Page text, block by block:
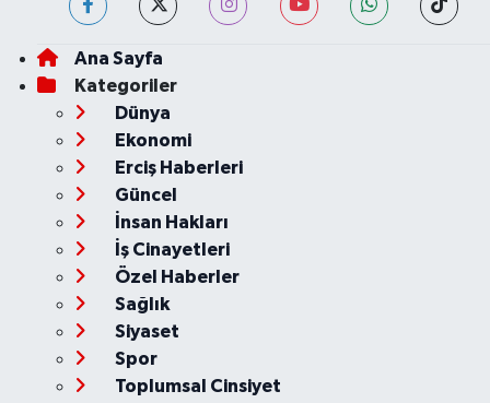
Ana Sayfa
Kategoriler
Dünya
Ekonomi
Erciş Haberleri
Güncel
İnsan Hakları
İş Cinayetleri
Özel Haberler
Sağlık
Siyaset
Spor
Toplumsal Cinsiyet